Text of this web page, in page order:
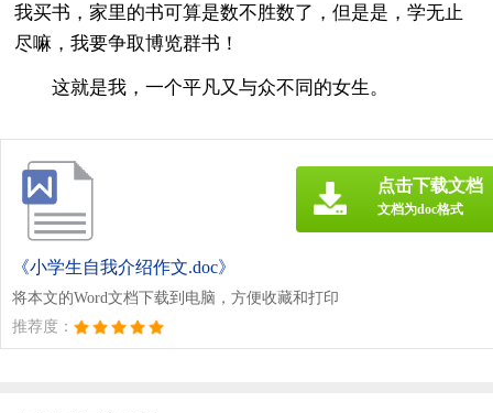
我买书，家里的书可算是数不胜数了，但是是，学无止
尽嘛，我要争取博览群书！
这就是我，一个平凡又与众不同的女生。
《小学生自我介绍作文.doc》
将本文的Word文档下载到电脑，方便收藏和打印
推荐度：
点击下载文档
文档为doc格式